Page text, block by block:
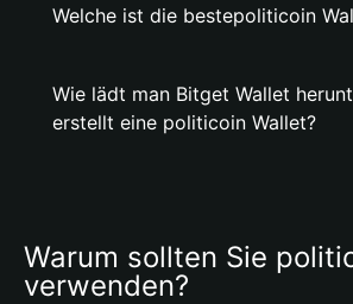
Welche ist die bestepoliticoin
Wie lädt man Bitget Wallet
erstellt eine politicoin Wallet?
Warum sollten Sie
verwenden?